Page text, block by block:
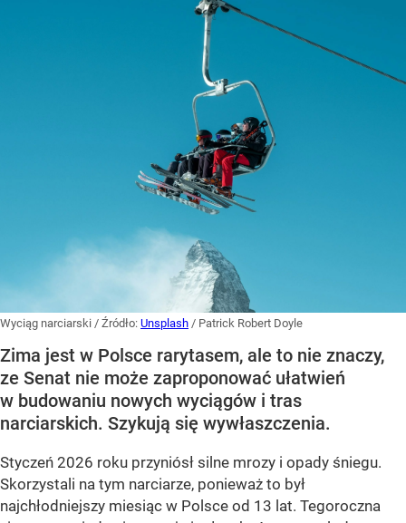
Wyciąg narciarski / Źródło: Unsplash / Patrick Robert Doyle
Zima jest w Polsce rarytasem, ale to nie znaczy,
ze Senat nie może zaproponować ułatwień
w budowaniu nowych wyciągów i tras
narciarskich. Szykują się wywłaszczenia.
Styczeń 2026 roku przyniósł silne mrozy i opady śniegu.
Skorzystali na tym narciarze, ponieważ to był
najchłodniejszy miesiąc w Polsce od 13 lat. Tegoroczna